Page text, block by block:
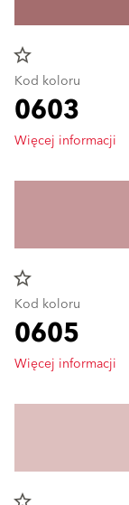
star_border
Kod koloru
0603
Więcej informacji
star_border
Kod koloru
0605
Więcej informacji